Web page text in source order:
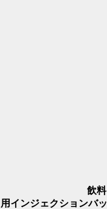
飲料
用インジェクションバッ